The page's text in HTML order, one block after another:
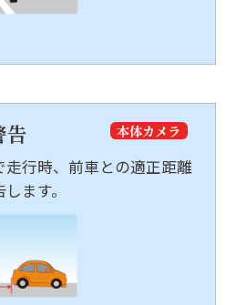
告 本体カメラ
行時、前車との適正距離
ます。